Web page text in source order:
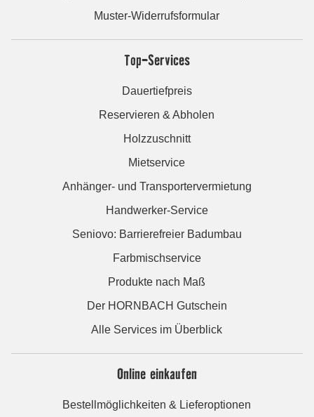
Muster-Widerrufsformular
Top-Services
Dauertiefpreis
Reservieren & Abholen
Holzzuschnitt
Mietservice
Anhänger- und Transportervermietung
Handwerker-Service
Seniovo: Barrierefreier Badumbau
Farbmischservice
Produkte nach Maß
Der HORNBACH Gutschein
Alle Services im Überblick
Online einkaufen
Bestellmöglichkeiten & Lieferoptionen